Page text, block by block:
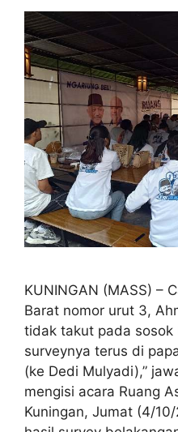
KUNINGAN (MASS) –
Barat nomor urut 3,
tidak takut pada sosok
surveynya terus di
(ke Dedi Mulyadi),”
mengisi acara Ruang
Kuningan, Jumat (4/